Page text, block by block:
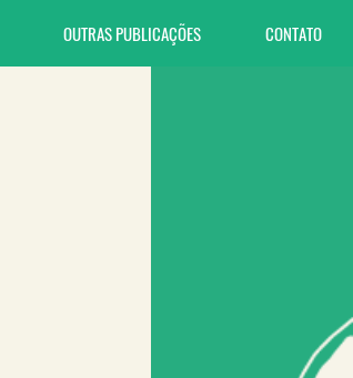
OUTRAS PUBLICAÇÕES CONTATO